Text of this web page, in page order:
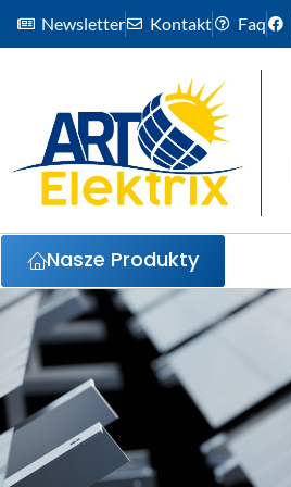
Newsletter Kontakt Faq
Nasze Produkty